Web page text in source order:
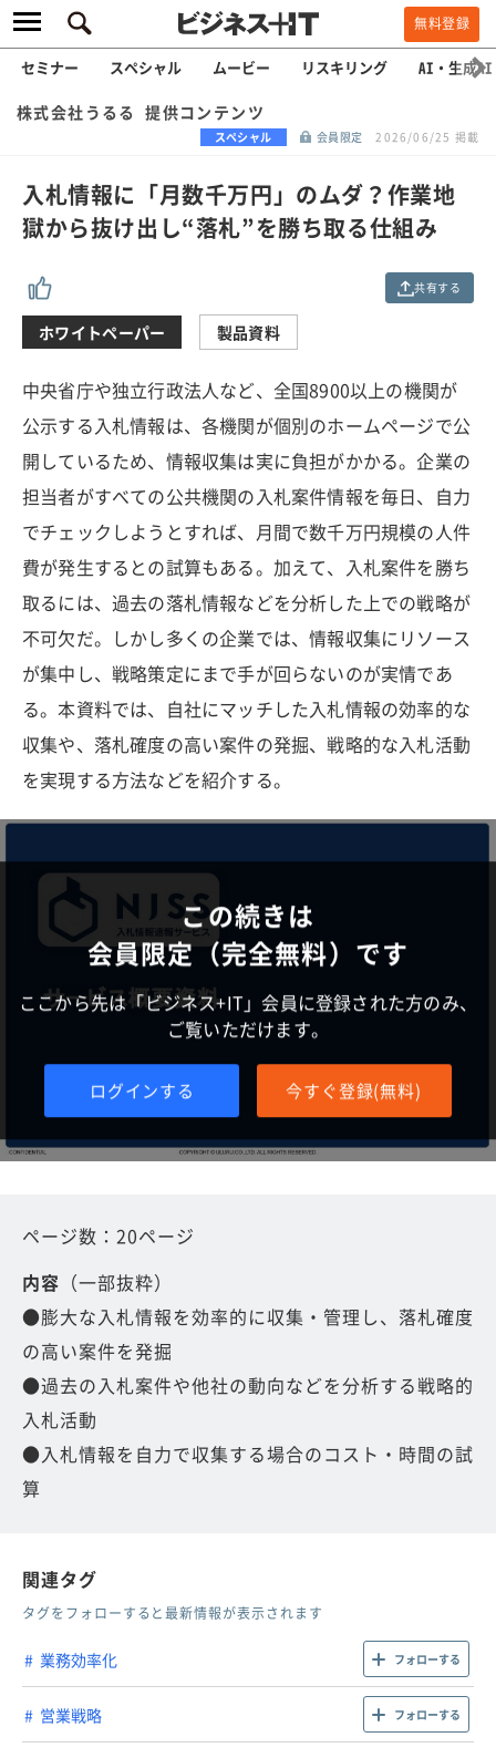
無料登録
セミナー スペシャル ムービー リスキリング AI・生成AI
株式会社うるる 提供コンテンツ
スペシャル 会員限定 2026/06/25 掲載
入札情報に「月数千万円」のムダ？作業地
獄から抜け出し“落札”を勝ち取る仕組み
共有する
ホワイトペーパー 製品資料
中央省庁や独立行政法人など、全国8900以上の機関が
公示する入札情報は、各機関が個別のホームページで公
開しているため、情報収集は実に負担がかかる。企業の
担当者がすべての公共機関の入札案件情報を毎日、自力
でチェックしようとすれば、月間で数千万円規模の人件
費が発生するとの試算もある。加えて、入札案件を勝ち
取るには、過去の落札情報などを分析した上での戦略が
不可欠だ。しかし多くの企業では、情報収集にリソース
が集中し、戦略策定にまで手が回らないのが実情であ
る。本資料では、自社にマッチした入札情報の効率的な
収集や、落札確度の高い案件の発掘、戦略的な入札活動
を実現する方法などを紹介する。
この続きは
会員限定（完全無料）です
ここから先は「ビジネス+IT」会員に登録された方のみ、
ご覧いただけます。
ログインする 今すぐ登録(無料)
ページ数：20ページ
内容 （一部抜粋）
●膨大な入札情報を効率的に収集・管理し、落札確度
の高い案件を発掘
●過去の入札案件や他社の動向などを分析する戦略的
入札活動
●入札情報を自力で収集する場合のコスト・時間の試
算
関連タグ
タグをフォローすると最新情報が表示されます
業務効率化 フォローする
営業戦略 フォローする